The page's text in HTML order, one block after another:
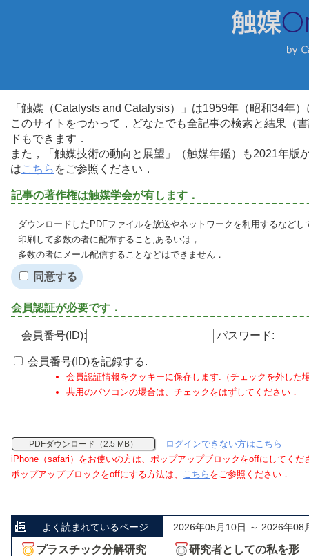
「触媒（Catalysts and Catalysis）」は1959年（昭和34年
このサイトをつかって，どなたでも全記事の検索と結果（
ドもできます．
また，「触媒技術の動向と展望」（触媒年鑑）も2021年
はこちら をご参照ください．
記事の著作権は触媒学会が有します．
ダウンロードしたPDFファイルを放送やネットワークを利用するなど
印刷して多数の者に配布すること,あるいは，
多数の者にメール配信することなどはできません．
同意する
会員認証が必要です．
会員番号(ID): パスワード:
会員番号(ID)を記録する.
会員認証情報をクッキーに保存します.（チェックを外した
共用のパソコンの場合は、チェックをはずしてください．
PDFダウンロード（2.5 MB）
ログインできない方はこちら
iPhone（safari）をお使いの方は、ポップアップブロックをoffにしてくだ
ポップアップブロックをoffにする方法は、 こちら をご参照ください．
よく読まれているページ 2026年05月10日 ～ 2026年08
プラスチック分解研究
研究者としての私を形